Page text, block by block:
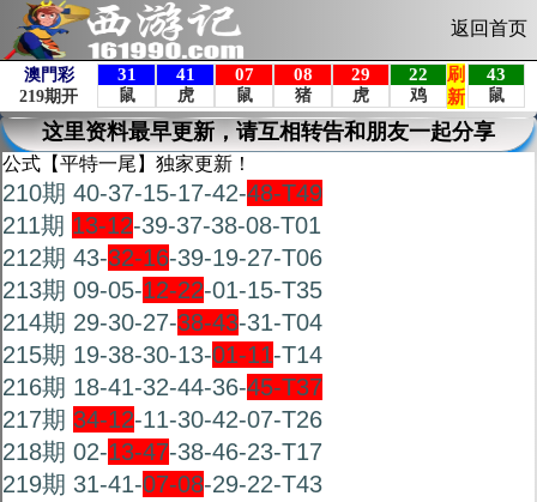
返回首页
这里资料最早更新，请互相转告和朋友一起分享
公式【平特一尾】独家更新！
210期 40-37-15-17-42-48-T49
211期 13-12-39-37-38-08-T01
212期 43-32-16-39-19-27-T06
213期 09-05-12-22-01-15-T35
214期 29-30-27-38-43-31-T04
215期 19-38-30-13-01-11-T14
216期 18-41-32-44-36-45-T37
217期 34-12-11-30-42-07-T26
218期 02-13-47-38-46-23-T17
219期 31-41-07-08-29-22-T43